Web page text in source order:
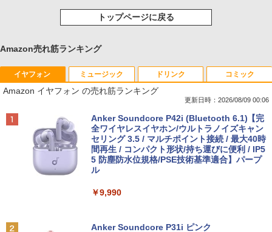
トップページに戻る
Amazon売れ筋ランキング
イヤフォン
Amazon イヤフォン の売れ筋ランキング
更新日時：2026/08/09 00:06
Anker Soundcore P42i (Bluetooth 6.1)【完
全ワイヤレスイヤホン/ウルトラノイズキャン
セリング 3.5 / マルチポイント接続 / 最大40時
間再生 / コンパクト形状/持ち運びに便利 / IP5
5 防塵防水位規格/PSE技術基準適合】パープ
ル
￥9,990
Anker Soundcore P31i ピンク
ミュージック ドリンク コミック